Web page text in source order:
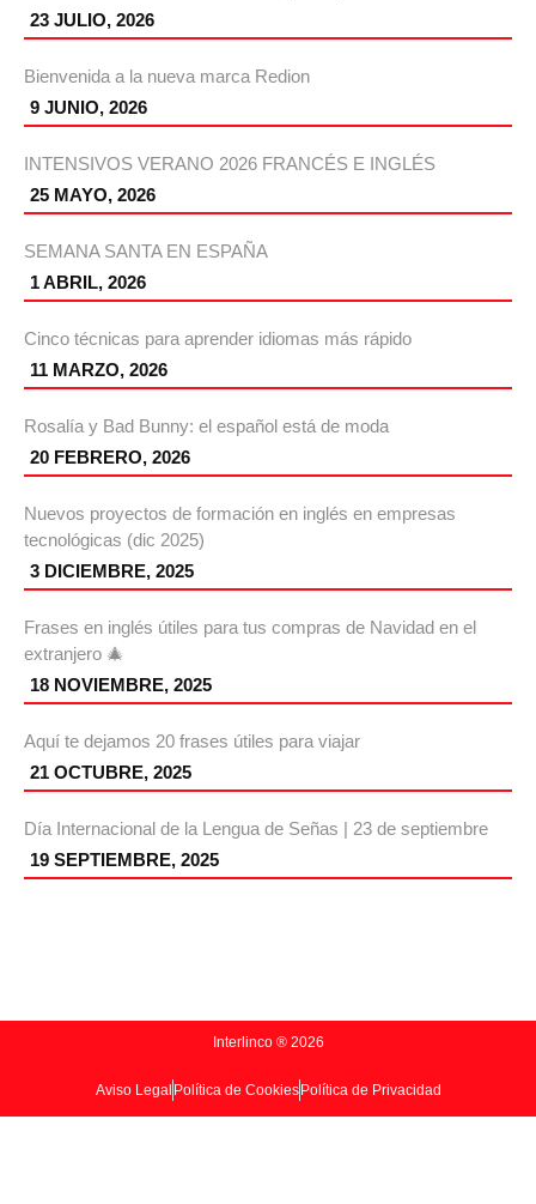
23 JULIO, 2026
Bienvenida a la nueva marca Redion
9 JUNIO, 2026
INTENSIVOS VERANO 2026 FRANCÉS E INGLÉS
25 MAYO, 2026
SEMANA SANTA EN ESPAÑA
1 ABRIL, 2026
Cinco técnicas para aprender idiomas más rápido
11 MARZO, 2026
Rosalía y Bad Bunny: el español está de moda
20 FEBRERO, 2026
Nuevos proyectos de formación en inglés en empresas
tecnológicas (dic 2025)
3 DICIEMBRE, 2025
Frases en inglés útiles para tus compras de Navidad en el
extranjero 🎄
18 NOVIEMBRE, 2025
Aquí te dejamos 20 frases útiles para viajar
21 OCTUBRE, 2025
Día Internacional de la Lengua de Señas | 23 de septiembre
19 SEPTIEMBRE, 2025
Interlinco ® 2026
Aviso Legal Política de Cookies Política de Privacidad